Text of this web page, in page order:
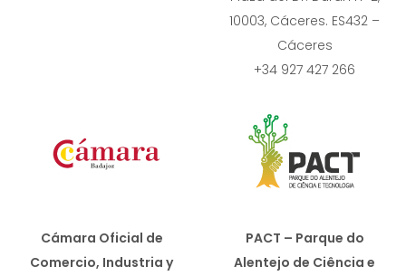
10003, Cáceres. ES432 –
Cáceres
+34 927 427 266
Cámara Oficial de
Comercio, Industria y
PACT – Parque do
Alentejo de Ciência e